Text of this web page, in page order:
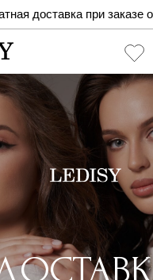
при заказе от 30 000 ₽
0